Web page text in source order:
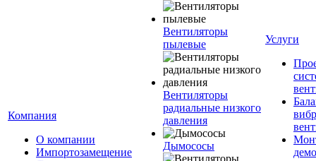
Компания
О компании
Импортозамещение
Вентиляторы
пылевые
Вентиляторы
радиальные низкого
давления
Дымососы
Услуги